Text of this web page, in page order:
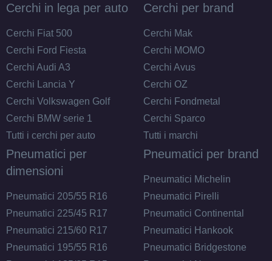
205/60 R16 96V M+S EV
195/60 R16 93H M+S EV
XL
Disponibile
205/50 R16 87Y M+S EV
195/65 R16 92V M+S EV
Cerchi in lega per auto
Cerchi Fiat 500
Cerchi Ford Fiesta
Cerchi Audi A3
Cerchi Lancia Y
Cerchi Volkswagen Golf
Cerchi BMW serie 1
Tutti i cerchi per auto
Cerchi per brand
Cerchi Mak
Cerchi MOMO
Cerchi Avus
Cerchi OZ
Cerchi Fondmetal
Cerchi Sparco
Tutti i marchi
Pneumatici per
dimensioni
Pneumatici 205/55 R16
Pneumatici 225/45 R17
Pneumatici 215/60 R17
Pneumatici 195/55 R16
Pneumatici per brand
Pneumatici Michelin
Pneumatici Pirelli
Pneumatici Continental
Pneumatici Hankook
Pneumatici Bridgestone